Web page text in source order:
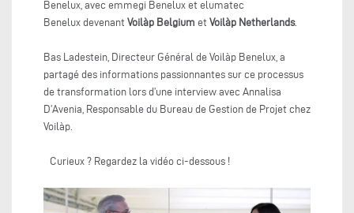
Benelux, avec emmegi Benelux et elumatec
Benelux devenant Voilàp Belgium et Voilàp Netherlands.
Bas Ladestein, Directeur Général de Voilàp Benelux, a
partagé des informations passionnantes sur ce processus
de transformation lors d’une interview avec Annalisa
D’Avenia, Responsable du Bureau de Gestion de Projet chez
Voilàp.
Curieux ? Regardez la vidéo ci-dessous !